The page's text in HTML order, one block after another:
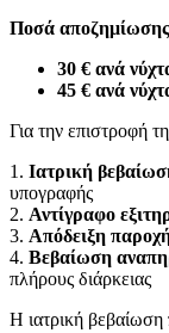
Ποσά
30 € ανά
45 € ανά
Για την επιστροφή
1. Ιατρική
υπογραφής
2. Αντίγραφο
3. Απόδειξη
4. Βεβαίωση
πλήρους διάρκειας
Η ιατρική βεβαίωση